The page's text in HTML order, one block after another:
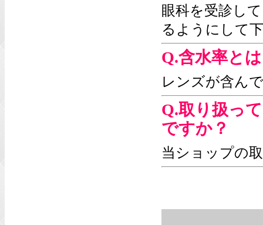
眼科を受診し
るようにして
Q.含水率と
レンズが含ん
Q.取り扱っ
ですか？
当ショップの